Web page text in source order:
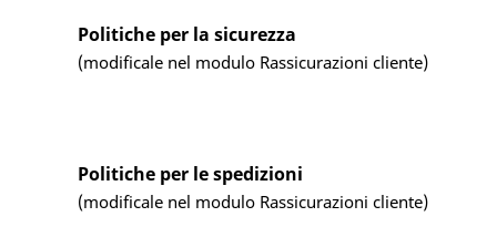
Politiche per la sicurezza
(modificale nel modulo Rassicurazioni cliente)
Politiche per le spedizioni
(modificale nel modulo Rassicurazioni cliente)